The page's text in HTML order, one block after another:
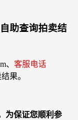
助查询拍卖结
、 客服电话
果。
为保证您顺利参